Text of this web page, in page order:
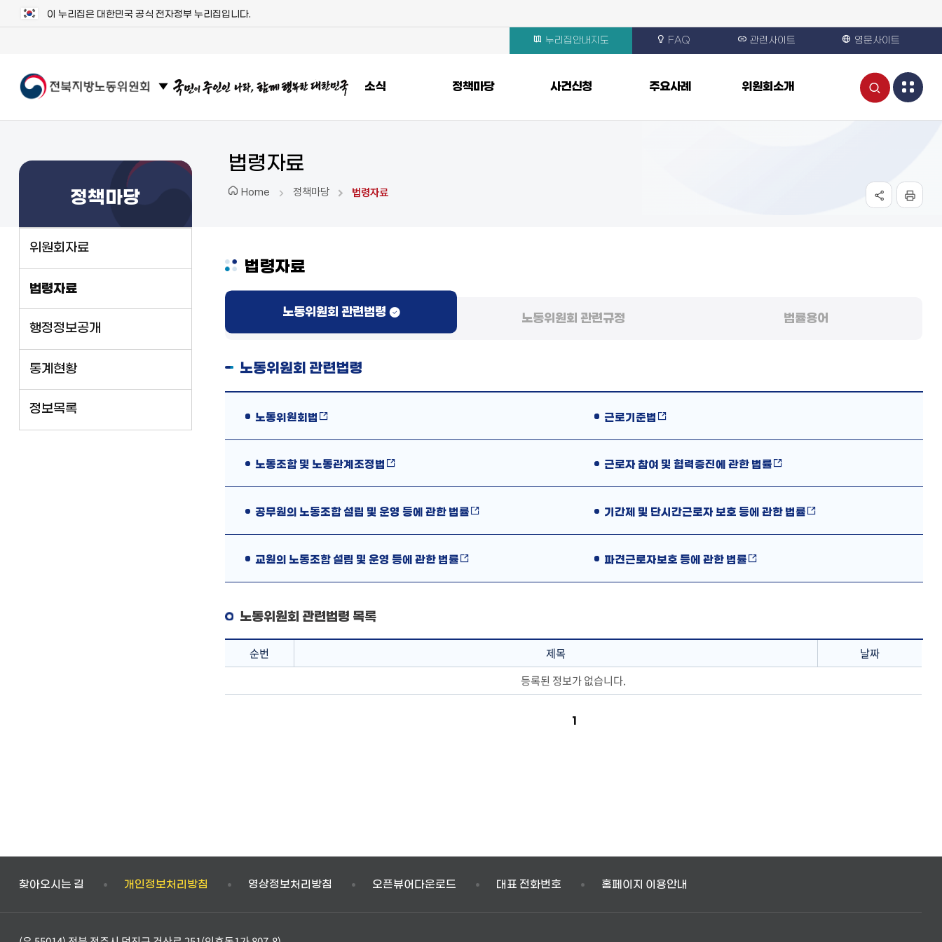
이 누리집은 대한민국 공식 전자정부 누리집입니다.
누리집안내지도 FAQ 관련사이트 영문사이트
관련 사이트 목록 보기 소식 정책마당 사건신청 주요사례 위원회소개
통
합
열
법령자료
Home 정책마당 법령자료
정책마당
위원회자료
법령자료
행정정보공개
통계현황
정보목록
법령자료
노동위원회 관련법령 노동위원회 관련규정 법률용어
노동위원회 관련법령
노동위원회법 근로기준법
노동조합 및 노동관계조정법 근로자 참여 및 협력증진에 관한 법률
공무원의 노동조합 설립 및 운영 등에 관한 법률 기간제 및 단시간근로자 보호 등에 관한 법률
교원의 노동조합 설립 및 운영 등에 관한 법률 파견근로자보호 등에 관한 법률
노동위원회 관련법령 목록
순
순번 제목
날짜
등록된 정보가 없습니다.
1
찾아오시는 길 개인정보처리방침 영상정보처리방침 오픈뷰어다운로드 대표 전화번호 홈페이지 이용안내